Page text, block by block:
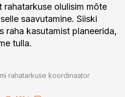
rahatarkuse olulisim mõte
saavutamine. Siiski
raha kasutamist planeerida,
tulla.
rahatarkuse koordinaator